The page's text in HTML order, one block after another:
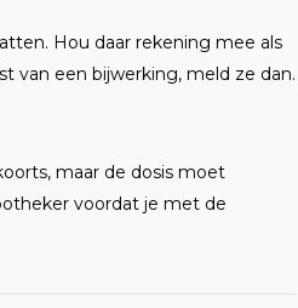
Hou daar rekening mee als
van een bijwerking, meld ze dan.
maar de dosis moet
voordat je met de